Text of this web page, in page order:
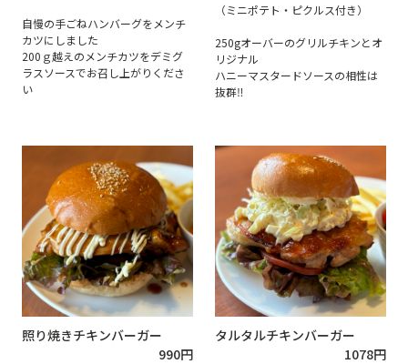
自慢の手ごねハンバーグをメンチ
カツにしました
200ｇ越えのメンチカツをデミグ
ラスソースでお召し上がりくださ
い
（ミニポテト・ピクルス付き）
250gオーバーのグリルチキンとオ
リジナル
ハニーマスタードソースの相性は
抜群‼
照り焼きチキンバーガー
990円
タルタルチキンバーガー
1078円